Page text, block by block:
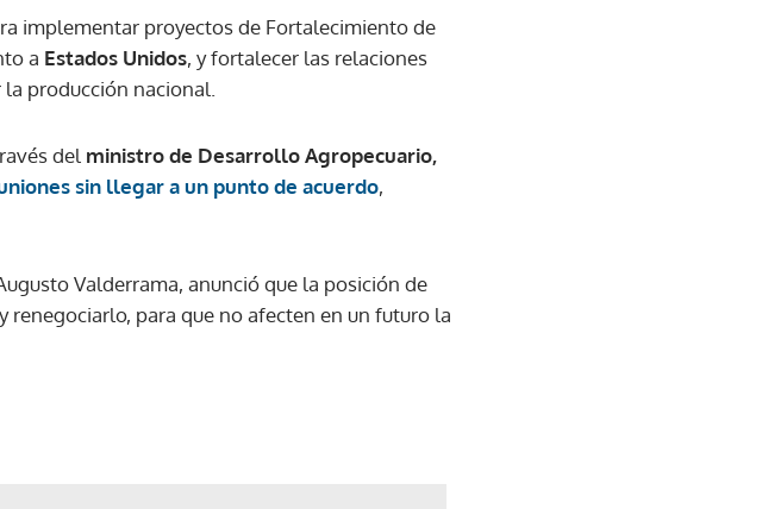
implementar proyectos de Fortalecimiento de
a Estados Unidos, y fortalecer las relaciones
producción nacional.
del ministro de Desarrollo Agropecuario,
sin llegar a un punto de acuerdo,
Valderrama, anunció que la posición de
renegociarlo, para que no afecten en un futuro la